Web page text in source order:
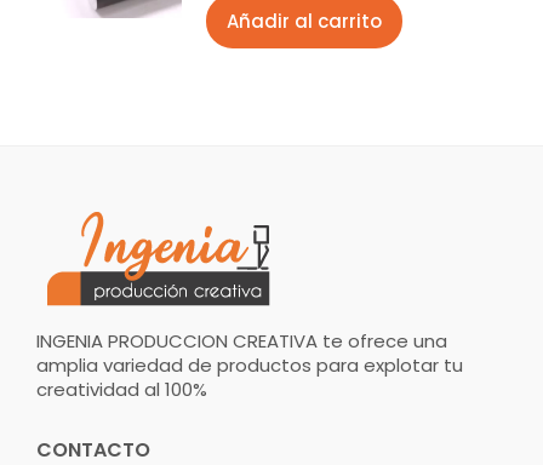
Añadir al carrito
INGENIA PRODUCCION CREATIVA te ofrece una
amplia variedad de productos para explotar tu
creatividad al 100%
CONTACTO